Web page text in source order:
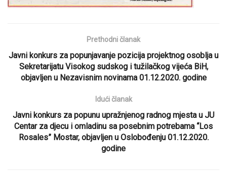
Prethodni članak
Javni konkurs za popunjavanje pozicija projektnog osoblja u
Sekretarijatu Visokog sudskog i tužilačkog vijeća BiH,
objavljen u Nezavisnim novinama 01.12.2020. godine
Idući članak
Javni konkurs za popunu upražnjenog radnog mjesta u JU
Centar za djecu i omladinu sa posebnim potrebama “Los
Rosales” Mostar, objavljen u Oslobođenju 01.12.2020.
godine